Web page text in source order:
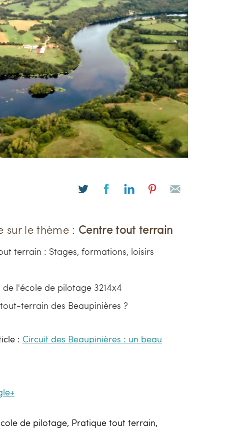
sur le thème : Centre tout terrain
terrain : Stages, formations, loisirs
l'école de pilotage 3214x4
terrain des Beaupinières ?
: Circuit des Beaupinières : un beau
de pilotage, Pratique tout terrain,